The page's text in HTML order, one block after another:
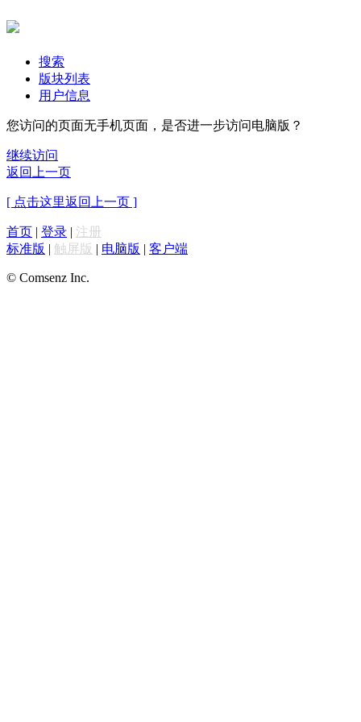
搜索
版块列表
用户信息
您访问的页面无手机页面，是否进一步访问电脑版？
继续访问
返回上一页
[ 点击这里返回上一页 ]
首页 | 登录 | 注册
标准版 | 触屏版 | 电脑版 | 客户端
© Comsenz Inc.